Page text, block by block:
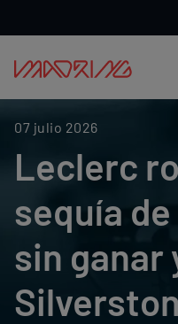
07 julio 2026
Leclerc
sequía
sin ganar